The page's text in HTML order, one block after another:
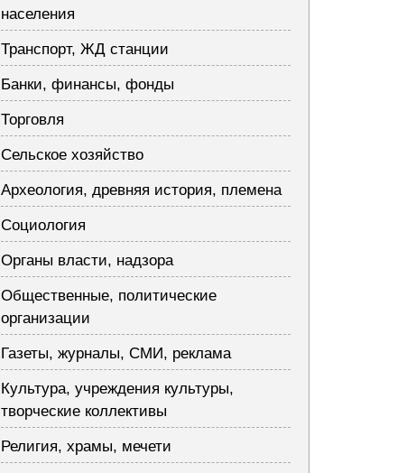
населения
Транспорт, ЖД станции
Банки, финансы, фонды
Торговля
Сельское хозяйство
Археология, древняя история, племена
Социология
Органы власти, надзора
Общественные, политические
организации
Газеты, журналы, СМИ, реклама
Культура, учреждения культуры,
творческие коллективы
Религия, храмы, мечети